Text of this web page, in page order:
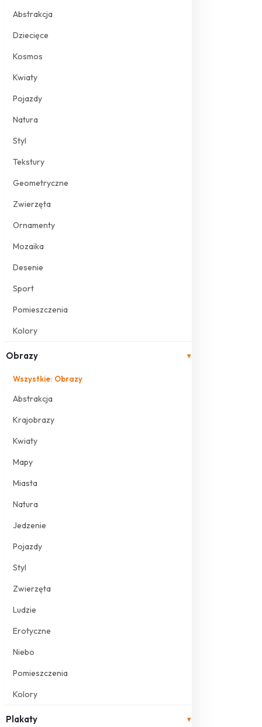
Abstrakcja
Dziecięce
Kosmos
Kwiaty
Pojazdy
Natura
Styl
Tekstury
Geometryczne
Zwierzęta
Ornamenty
Mozaika
Desenie
Sport
Pomieszczenia
Kolory
Obrazy ▾
Wszystkie: Obrazy
Abstrakcja
Krajobrazy
Kwiaty
Mapy
Miasta
Natura
Jedzenie
Pojazdy
Styl
Zwierzęta
Ludzie
Erotyczne
Niebo
Pomieszczenia
Kolory
Plakaty ▾